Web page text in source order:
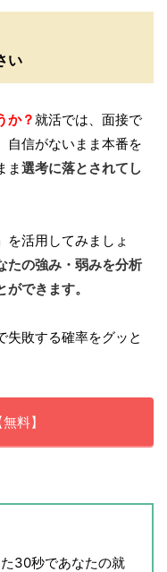
い
か？就活では、面接で
自信がないまま本番を
ま選考に落とされてし
を活用してみましょ
たの強み・弱みを分析
できます。
失敗する確率をグッと
料】
30秒であなたの就